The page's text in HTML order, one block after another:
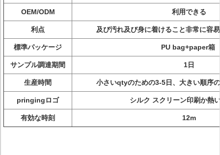
OEM/ODM 利用できる
利点 及び汚れ及び身に着けること非常に容
標準パッケージ PU bag+paper箱
サンプル調達期間 1日
生産時間 小さいqtyのための3-5日、大きい順序
pringingロゴ シルク スクリーン印刷か熱
有効な時刻 12m